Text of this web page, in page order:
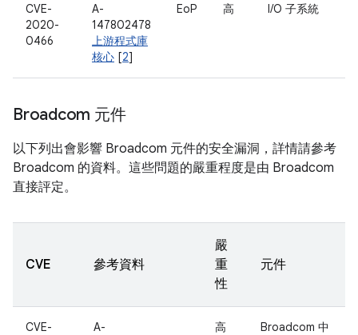
CVE-
2020-
0466
A-
147802478
上游程式庫
核心 [2]
EoP 高 I/O 子系統
Broadcom 元件
以下列出會影響 Broadcom 元件的安全漏洞，詳情請參考
Broadcom 的資料。這些問題的嚴重程度是由 Broadcom
直接評定。
CVE 參考資料
嚴
重
性
元件
CVE-
A-
高
Broadcom 中